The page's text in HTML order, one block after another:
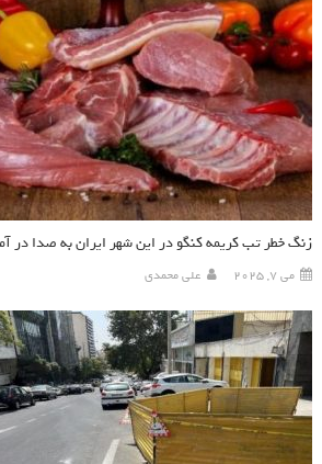
زنگ خطر تب کریمه کنگو در این شهر ایران به صدا در
می 7, 2025 علی محمدی